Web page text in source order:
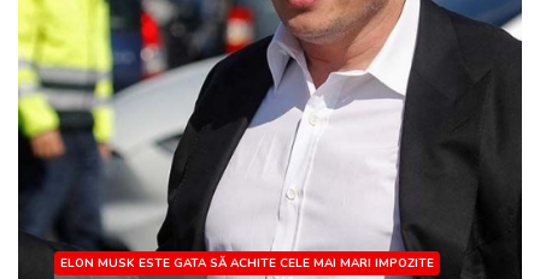
ELON MUSK ESTE GATA SĂ ACHITE CELE MAI MARI IMPOZITE